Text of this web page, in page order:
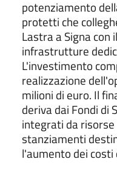
potenziamento
protetti che
Lastra a Signa con
infrastrutture
L'investimento
realizzazione
milioni di euro. Il
deriva dai Fondi di
integrati da
stanziamenti
l'aumento dei